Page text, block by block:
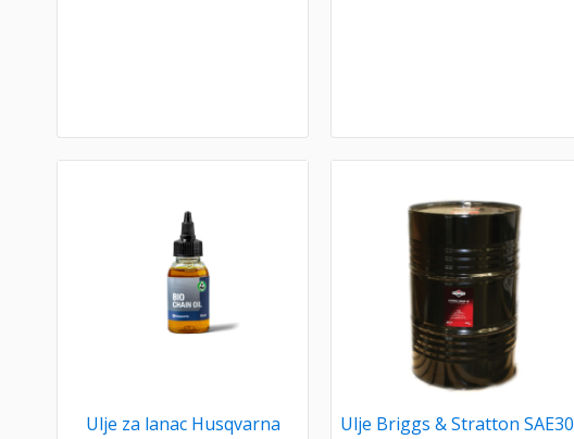
Ulje za lanac Husqvarna
Ulje Briggs & Stratton SAE30